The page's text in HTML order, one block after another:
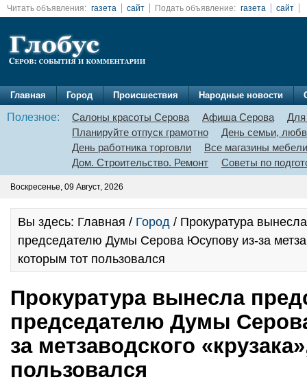
Читать объявления: газета сайт Подать объявление: газета сайт
Главная Город Происшествия Народные новости
Полезное: Салоны красоты Серова Афиша Серова
Для
Планируйте отпуск грамотно
День семьи,
День работника торговли
Все магазины мебели
Дом. Строительство. Ремонт
Советы по
Воскресенье, 09 Август, 2026
Вы здесь: Главная / Город / Прокуратура
председателю Думы Серова Юсупову из-за
которым тот пользовался
Прокуратура вынесла
председателю Думы
за метзаводского
пользовался